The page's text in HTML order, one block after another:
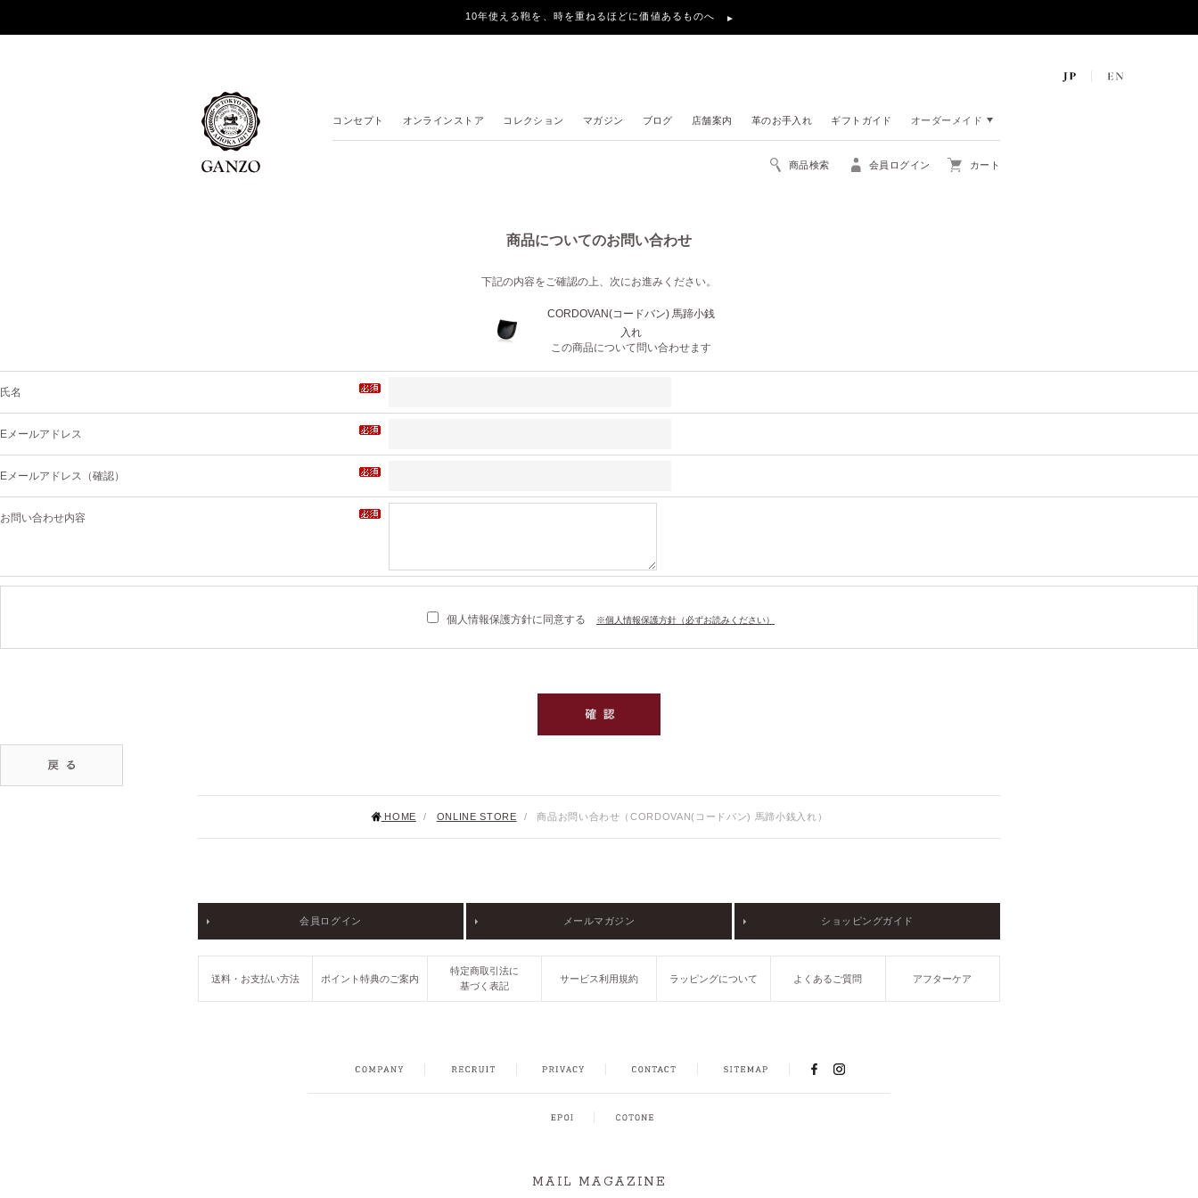
10年使える鞄を、時を重ねるほどに価値あるものへ
コンセプト オンラインストア コレクション マガジン ブログ 店舗案内 革のお手入れ ギフトガイド オーダーメイド
商品検索 会員ログイン カート
商品についてのお問い合わせ
下記の内容をご確認の上、次にお進みください。
CORDOVAN(コードバン) 馬蹄小銭
入れ
この商品について問い合わせます
氏名
Eメールアドレス
Eメールアドレス（確認）
お問い合わせ内容
個人情報保護方針に同意する ※個人情報保護方針（必ずお読みください）
HOME / ONLINE STORE / 商品お問い合わせ（CORDOVAN(コードバン) 馬蹄小銭入れ）
会員ログイン メールマガジン ショッピングガイド
送料・お支払い方法 ポイント特典のご案内
特定商取引法に
基づく表記
サービス利用規約 ラッピングについて よくあるご質問 アフターケア
PRIVACY POLICY CONTACT SITEMAP FACEBOOKINSTAGRAM
MAIL MAGAZINE